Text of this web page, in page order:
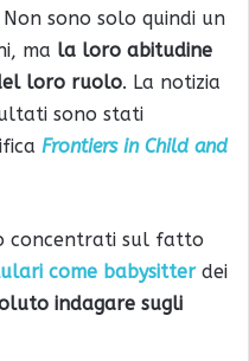
sono solo quindi un
ma la loro abitudine
loro ruolo. La notizia
sono stati
Frontiers in Child and
concentrati sul fatto
come babysitterdei
indagare sugli